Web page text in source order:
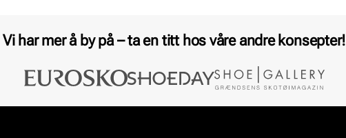
Vi har mer å by på – ta en titt hos våre andre konsepter!